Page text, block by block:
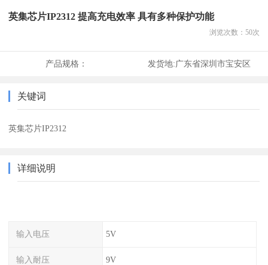
英集芯片IP2312 提高充电效率 具有多种保护功能
浏览次数： 50次
产品规格： 发货地:广东省深圳市宝安区
关键词
英集芯片IP2312
详细说明
输入电压 5V
输入耐压 9V